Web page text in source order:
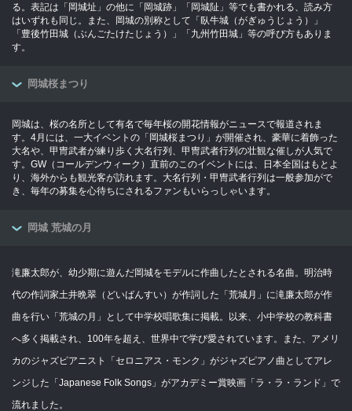
る。表記は「岡城址」の他に「岡城跡」「岡城阯」等でも書かれる、読み方
はいずれも同じ。また、岡城の別称として「臥牛城（がぎゅうじょう）」
「豊後竹田城（ぶんごたけたじょう）」「九州竹田城」等の呼び方もありま
す。
岡城桜まつり
岡城は、桜の名所として有名で毎年桜の開花情報がニュースで報道されま
す。4月には、一大イベントの「岡城桜まつり」が開催され、豪華に着飾った
大名や、甲冑武者が練り歩く大名行列、甲冑武者行列の壮観な催しが人気で
す。GW（コールデンウィーク）直前のこのイベントには、日本全国はもとよ
り、海外からも観光客が訪れます。大名行列・甲冑武者行列は一般参加がで
き、毎年の募集を心待ちにされるファンもいらっしゃいます。
岡城 荒城の月
滝廉太郎が、幼少期に遊んだ岡城をモデルに作曲したとされる名曲。明治時
代の作詞家土井晩翠（どいばんすい）が作詞した「荒城月」に滝廉太郎が作
曲を行い「荒城の月」として中学校唱歌集に掲載。以来、小中学校の教科書
へ多く掲載され、100年を超え、世界中で学び愛されています。また、アメリ
カのジャズピアニスト「セロニアス・モンク」がジャズピアノ曲としてアレ
ンジした「Japanese Folk Songs」がアカデミー賞映画「ラ・ラ・ランド」で
流れました。